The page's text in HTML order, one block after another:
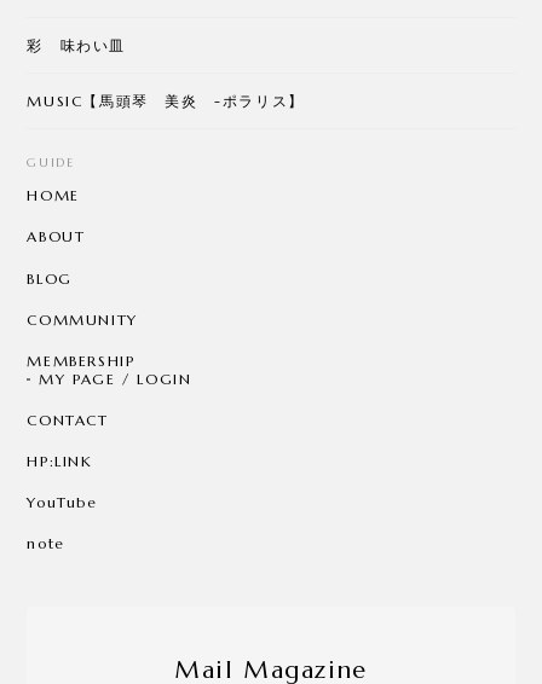
彩 味わい皿
MUSIC【馬頭琴 美炎 -ポラリス】
GUIDE
HOME
ABOUT
BLOG
COMMUNITY
MEMBERSHIP
MY PAGE / LOGIN
CONTACT
HP:LINK
YouTube
note
Mail Magazine